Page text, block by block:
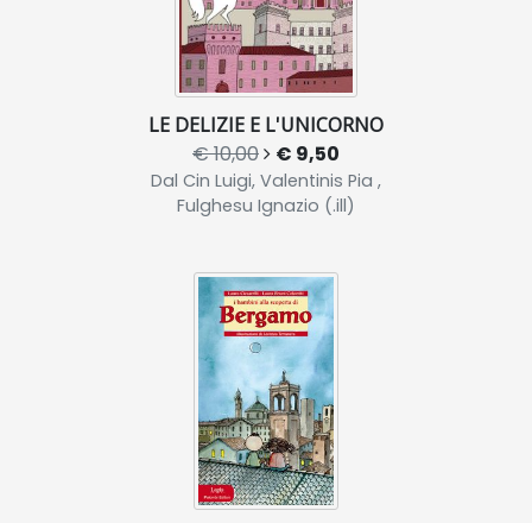
LE DELIZIE E L'UNICORNO
€ 10,00 € 9,50
Dal Cin Luigi, Valentinis Pia ,
Fulghesu Ignazio (.ill)